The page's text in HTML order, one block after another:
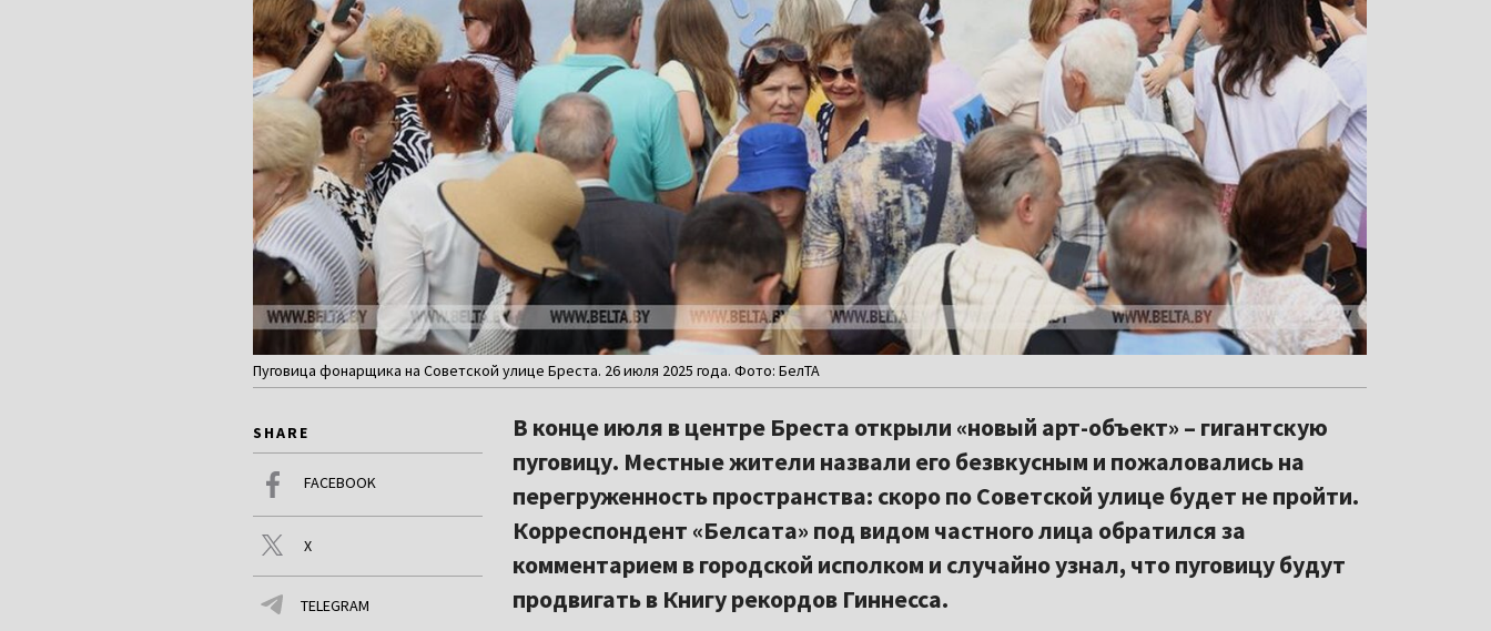
Пуговица фонарщика на Советской улице Бреста. 26 июля 2025 года. Фото: БелТА
SHARE
FACEBOOK
X
TELEGRAM
В конце июля в центре Бреста открыли «новый арт-объект» – гигантскую
пуговицу. Местные жители назвали его безвкусным и пожаловались на
перегруженность пространства: скоро по Советской улице будет не пройти.
Корреспондент «Белсата» под видом частного лица обратился за
комментарием в городской исполком и случайно узнал, что пуговицу будут
продвигать в Книгу рекордов Гиннесса.